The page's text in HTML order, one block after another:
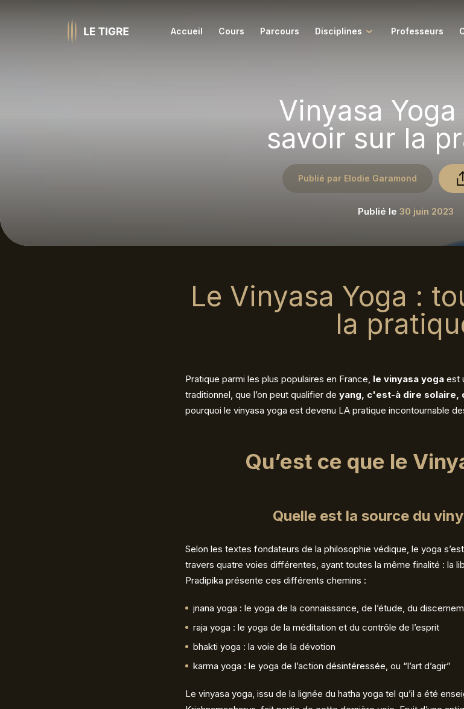
Accueil Cours Parcours Disciplines
Jivamukti
Kundalini
Les Conversations du Tigre
Pré &
Tarot de
Vinyasa
Professeurs
Vinyasa
savoir sur la
Publié par Elodie Garamond
Publié le 30 juin 2023
Le Vinyasa Yoga :
la
Pratique parmi les plus populaires en France, le vinyasa yoga est
traditionnel, que l’on peut qualifier de yang, c'est-à dire solaire,
pourquoi le vinyasa yoga est devenu LA pratique incontournable
Qu’est ce que le
Quelle est la source du
Selon les textes fondateurs de la philosophie védique, le yoga
travers quatre voies différentes, ayant toutes la même finalité : la
Pradipika présente ces différents chemins :
jnana yoga : le yoga de la connaissance, de l’étude, du
raja yoga : le yoga de la méditation et du contrôle de l’esprit
bhakti yoga : la voie de la dévotion
karma yoga : le yoga de l’action désintéressée, ou “l’art d’agir”
Le vinyasa yoga, issu de la lignée du hatha yoga tel qu’il a été